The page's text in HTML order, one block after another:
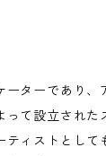
ーターであり
って設立された
ティストとして